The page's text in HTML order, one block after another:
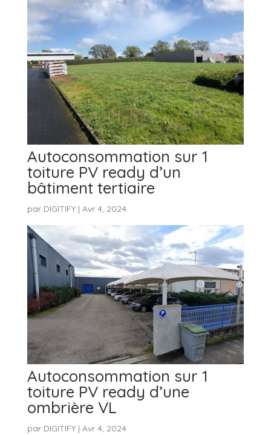
Autoconsommation sur 1
toiture PV ready d’un
bâtiment tertiaire
par DIGITIFY| Avr 4, 2024
Autoconsommation sur 1
toiture PV ready d’une
ombrière VL
par DIGITIFY| Avr 4, 2024